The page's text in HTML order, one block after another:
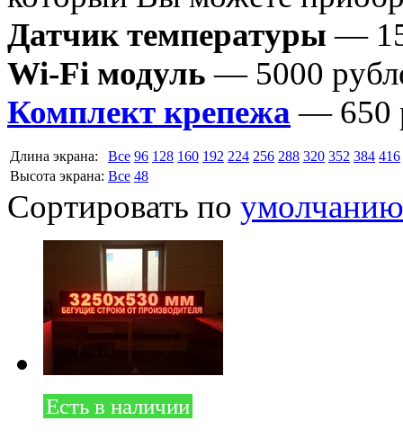
Датчик температуры —
Wi-Fi модуль — 5000
Комплект крепежа — 650
Длина экрана: Все 96 128 160 192 224 256 288 320 352 384 416
Высота экрана: Все 48
Сортировать по умолчанию
Есть в наличии